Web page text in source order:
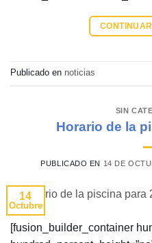
Publicado en noticias
SIN
Horario de la
PUBLICADO EN 14 DE
14
Octubre
[fusion_builder_container